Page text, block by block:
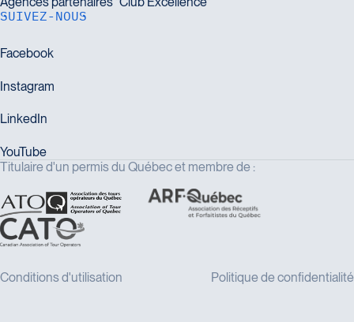
SUIVEZ-NOUS
Titulaire d'un permis du Québec et membre de :